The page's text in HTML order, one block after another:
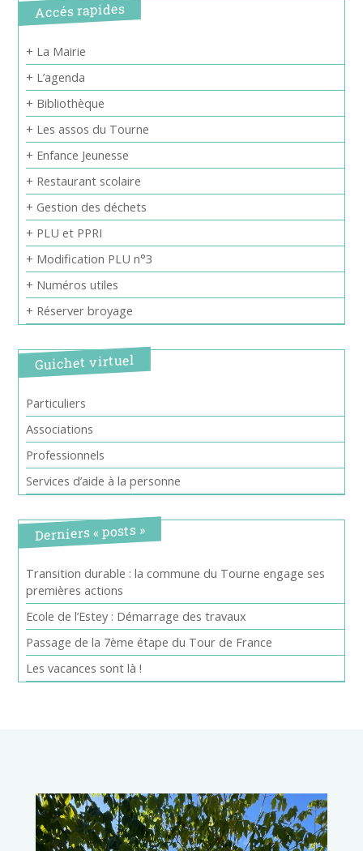
Accés rapides
+ La Mairie
+ L’agenda
+ Bibliothèque
+ Les assos du Tourne
+ Enfance Jeunesse
+ Restaurant scolaire
+ Gestion des déchets
+ PLU et PPRI
+ Modification PLU n°3
+ Numéros utiles
+ Réserver broyage
Guichet virtuel
Particuliers
Associations
Professionnels
Services d’aide à la personne
Derniers « posts »
Transition durable : la commune du Tourne engage ses
premières actions
Ecole de l’Estey : Démarrage des travaux
Passage de la 7ème étape du Tour de France
Les vacances sont là !